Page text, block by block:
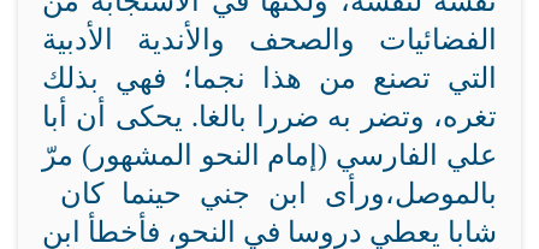
الفضائيات والصحف والأندية الأدبية
التي تصنع من هذا نجما؛ فهي بذلك
تغره، وتضر به ضررا بالغا. يحكى أن أبا
علي الفارسي (إمام النحو المشهور) مرّ
بالموصل،ورأى ابن جني حينما كان
شابا يعطي دروسا في النحو، فأخطأ ابن